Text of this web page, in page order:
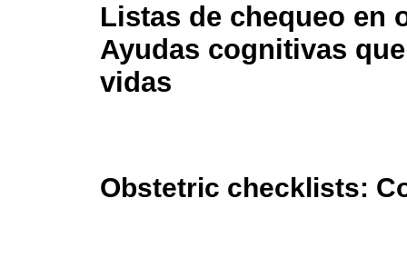
Listas de chequeo en
Ayudas cognitivas
vidas
Obstetric checklists: